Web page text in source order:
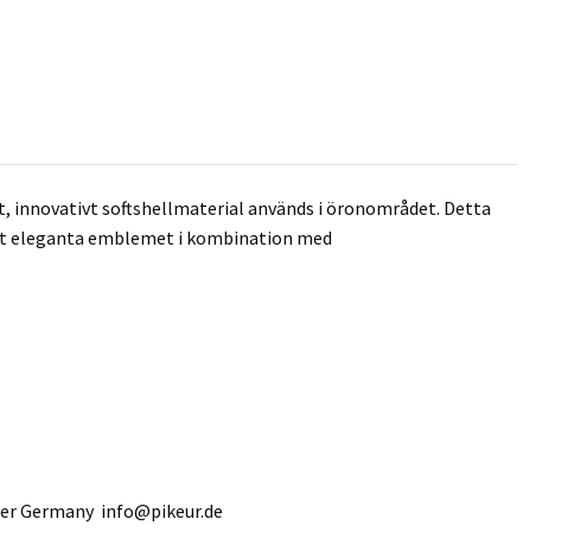
innovativt softshellmaterial används i öronområdet. Detta
emblemet i kombination med
Germany info@pikeur.de